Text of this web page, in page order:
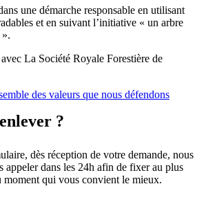
une démarche responsable en utilisant
et en suivant l’initiative « un arbre
La Société Royale Forestière de
des valeurs que nous défendons
?
dès réception de votre demande, nous
appeler dans les 24h afin de fixer au plus
moment qui vous convient le mieux.